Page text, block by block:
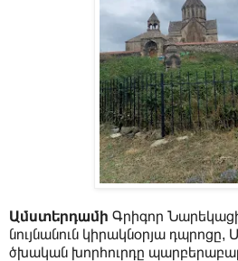
Ամստերդամի Գրիգոր
նույնանուն կիրակնօրյա դպրոցը,
ծխական խորհուրդը պարբերաբար